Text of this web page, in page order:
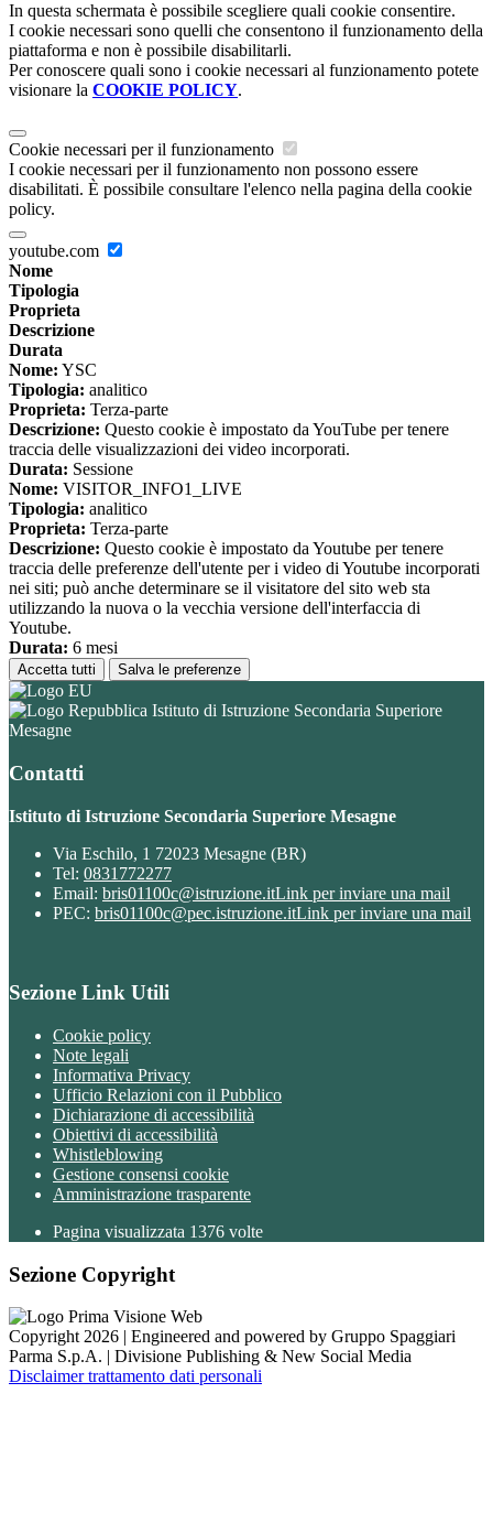
In questa schermata è possibile scegliere quali cookie consentire.
I cookie necessari sono quelli che consentono il funzionamento della
piattaforma e non è possibile disabilitarli.
Per conoscere quali sono i cookie necessari al funzionamento potete
visionare la COOKIE POLICY.
Cookie necessari per il funzionamento
I cookie necessari per il funzionamento non possono essere
disabilitati. È possibile consultare l'elenco nella pagina della cookie
policy.
youtube.com
Nome
Tipologia
Proprieta
Descrizione
Durata
Nome: YSC
Tipologia: analitico
Proprieta: Terza-parte
Descrizione: Questo cookie è impostato da YouTube per tenere
traccia delle visualizzazioni dei video incorporati.
Durata: Sessione
Nome: VISITOR_INFO1_LIVE
Tipologia: analitico
Proprieta: Terza-parte
Descrizione: Questo cookie è impostato da Youtube per tenere
traccia delle preferenze dell'utente per i video di Youtube incorporati
nei siti; può anche determinare se il visitatore del sito web sta
utilizzando la nuova o la vecchia versione dell'interfaccia di
Youtube.
Durata: 6 mesi
Accetta tutti Salva le preferenze
Istituto di Istruzione Secondaria Superiore
Mesagne
Contatti
Istituto di Istruzione Secondaria Superiore Mesagne
Via Eschilo, 1 72023 Mesagne (BR)
Tel: 0831772277
Email: bris01100c@istruzione.itLink per inviare una mail
PEC: bris01100c@pec.istruzione.itLink per inviare una mail
Sezione Link Utili
Cookie policy
Note legali
Informativa Privacy
Ufficio Relazioni con il Pubblico
Dichiarazione di accessibilità
Obiettivi di accessibilità
Whistleblowing
Gestione consensi cookie
Amministrazione trasparente
Pagina visualizzata 1376 volte
Sezione Copyright
Copyright 2026 | Engineered and powered by Gruppo Spaggiari
Parma S.p.A. | Divisione Publishing & New Social Media
Disclaimer trattamento dati personali